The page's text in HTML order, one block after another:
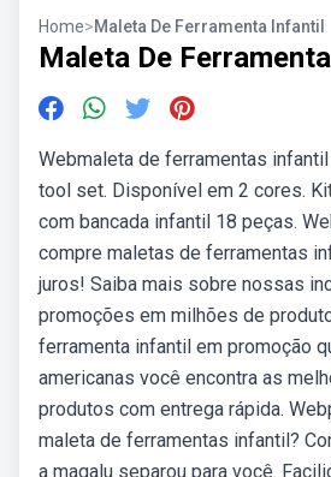
Home>Maleta De Ferramenta Infantil
Maleta De
Webmaleta de ferramentas
tool set. Disponível em 2 cores.
com bancada infantil 18 peças.
compre maletas de ferramentas
juros! Saiba mais sobre nossas
promoções em milhões de
ferramenta infantil em promoção
americanas você encontra as
produtos com entrega rápida.
maleta de ferramentas infantil?
a magalu separou para você.